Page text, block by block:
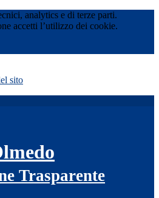
analytics e di terze parti.
accetti l’utilizzo dei cookie.
sito
Trasparente